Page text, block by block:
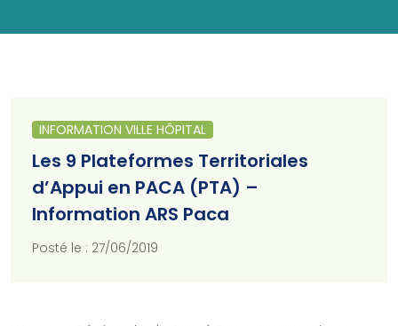
INFORMATION VILLE HÔPITAL
Les 9 Plateformes Territoriales
d’Appui en PACA (PTA) –
Information ARS Paca
Posté le : 27/06/2019